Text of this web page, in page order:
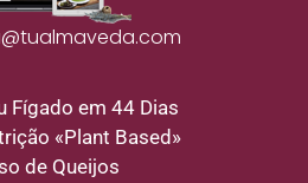
Fígado em 44 Dias
«Plant Based»
de Queijos